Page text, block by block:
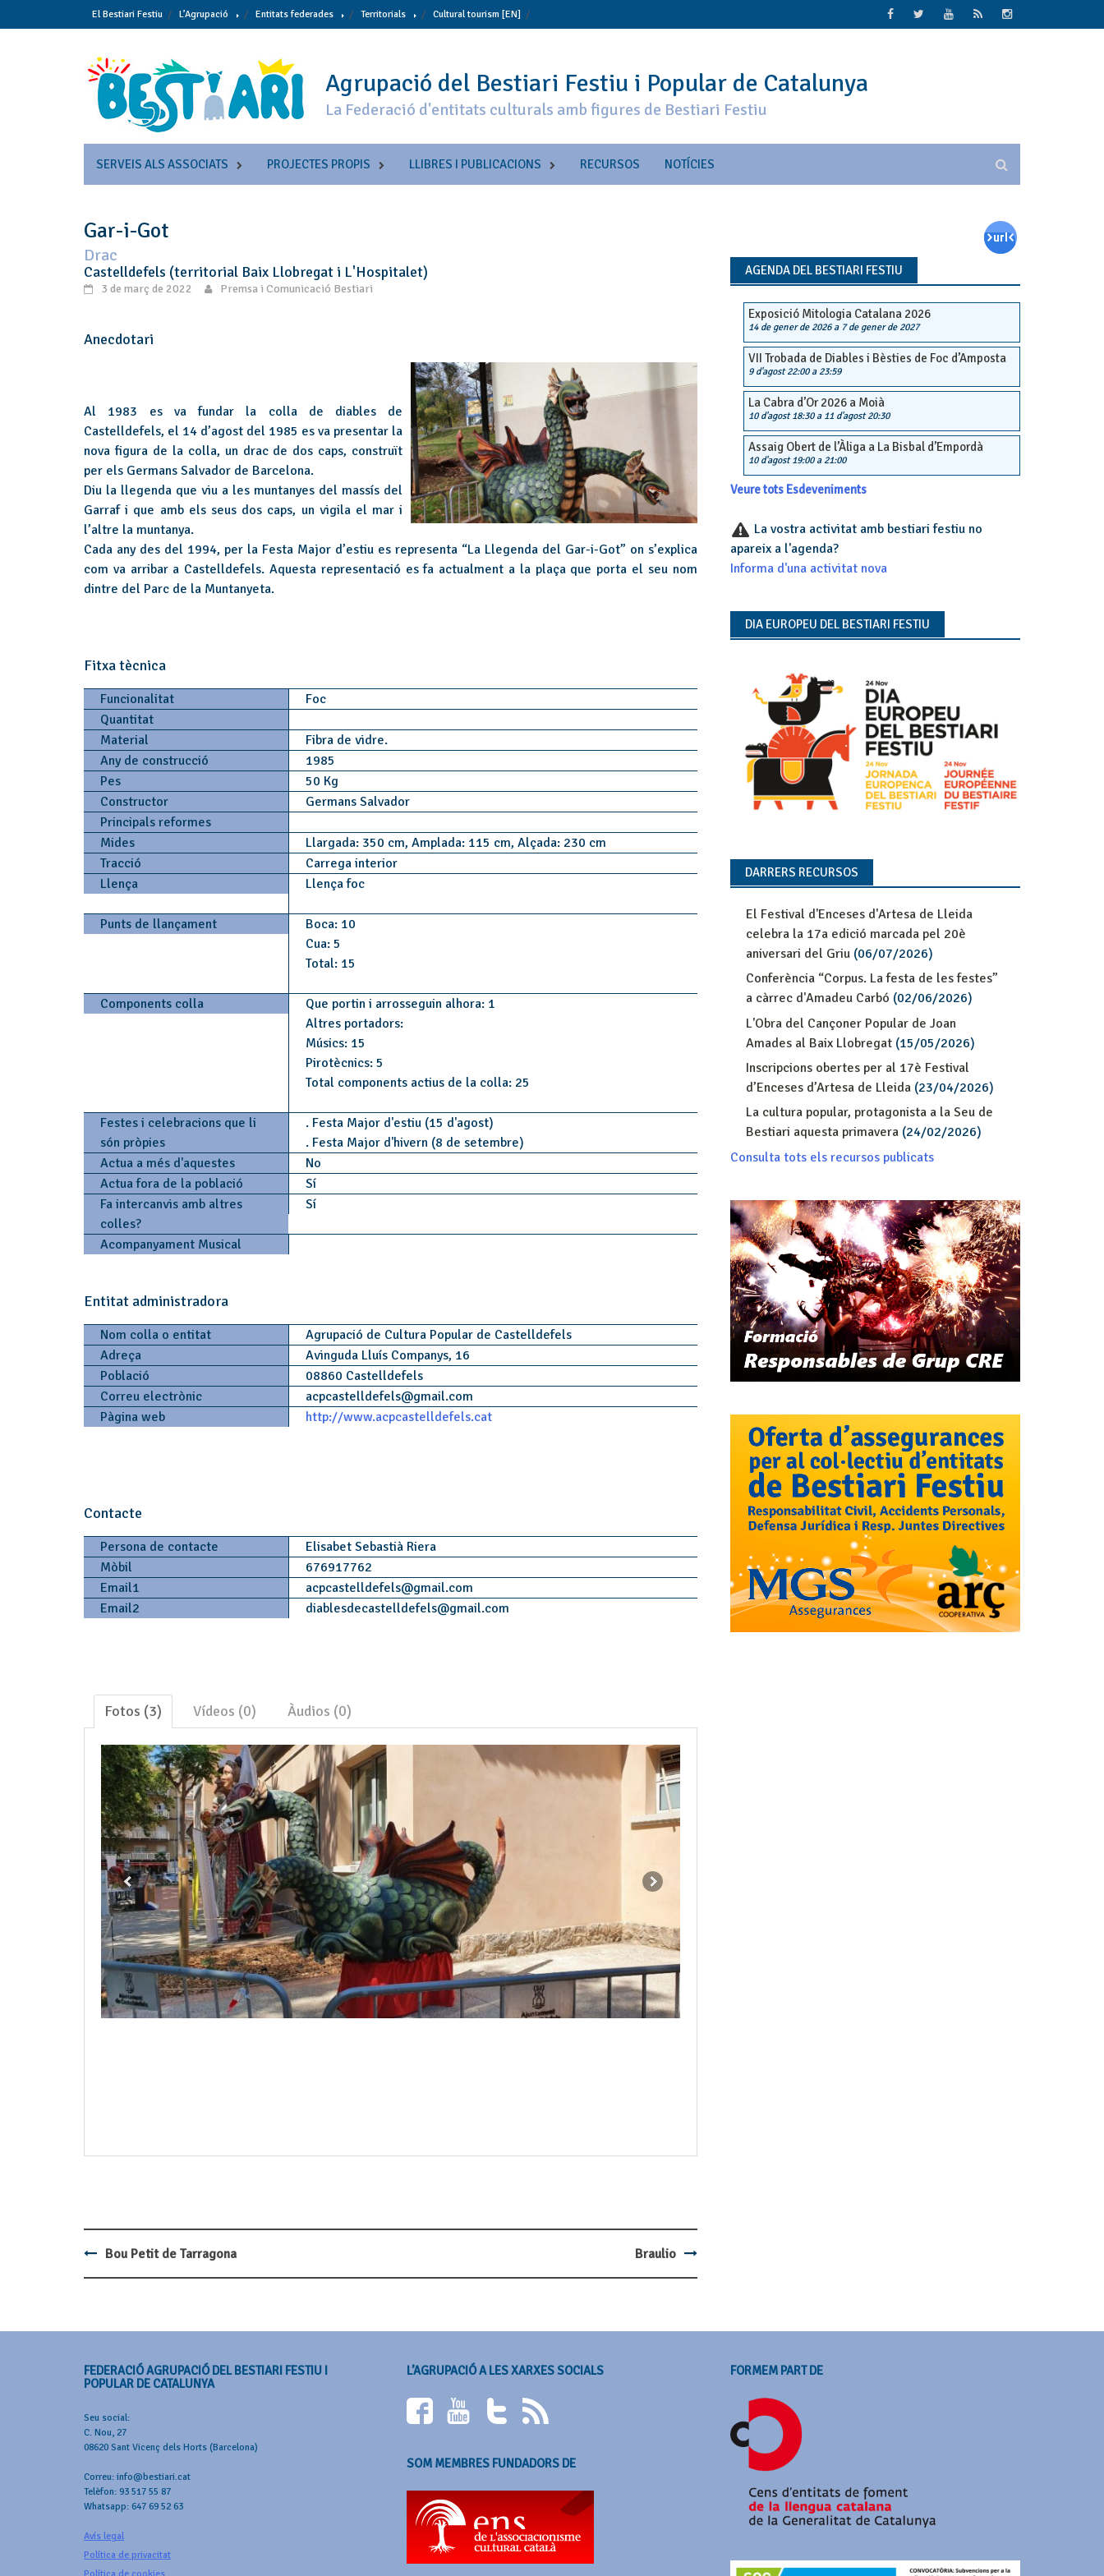
to
El Bestiari Festiu L’Agrupació Entitats federades Territorials Cultural tourism [EN]
Agrupació del Bestiari Festiu i Popular de Catalunya
La Federació d'entitats culturals amb figures de Bestiari Festiu
SERVEIS ALS ASSOCIATS PROJECTES PROPIS LLIBRES I PUBLICACIONS RECURSOS NOTÍCIES
Gar-i-Got
Drac
Castelldefels (territorial Baix Llobregat i L'Hospitalet)
3 de març de 2022 Premsa i Comunicació Bestiari
Anecdotari
Al 1983 es va fundar la colla de diables de
Castelldefels, el 14 d’agost del 1985 es va presentar la
nova figura de la colla, un drac de dos caps, construït
per els Germans Salvador de Barcelona.
Diu la llegenda que viu a les muntanyes del massís del
Garraf i que amb els seus dos caps, un vigila el mar i
l’altre la muntanya.
Cada any des del 1994, per la Festa Major d’estiu es representa “La Llegenda del Gar-i-Got” on s’explica
com va arribar a Castelldefels. Aquesta representació es fa actualment a la plaça que porta el seu nom
dintre del Parc de la Muntanyeta.
Fitxa tècnica
Funcionalitat
Foc
Quantitat
Material
Fibra de vidre.
Any de construcció
1985
Pes
50 Kg
Constructor
Germans Salvador
Principals reformes
Mides
Llargada: 350 cm, Amplada: 115 cm, Alçada: 230 cm
Tracció
Carrega interior
Llença
Llença foc
Punts de llançament
Boca: 10
Cua: 5
Total: 15
Components colla
Que portin i arrosseguin alhora: 1
Altres portadors:
Músics: 15
Pirotècnics: 5
Total components actius de la colla: 25
Festes i celebracions que li
són pròpies
. Festa Major d'estiu (15 d'agost)
. Festa Major d'hivern (8 de setembre)
Actua a més d'aquestes
No
Actua fora de la població
Sí
Fa intercanvis amb altres
colles?
Sí
Acompanyament Musical
Entitat administradora
Nom colla o entitat
Agrupació de Cultura Popular de Castelldefels
Adreça
Avinguda Lluís Companys, 16
Població
08860 Castelldefels
Correu electrònic
acpcastelldefels@gmail.com
Pàgina web
http://www.acpcastelldefels.cat
Contacte
Persona de contacte
Elisabet Sebastià Riera
Mòbil
676917762
Email1
acpcastelldefels@gmail.com
Email2
diablesdecastelldefels@gmail.com
Fotos (3) Vídeos (0) Àudios (0)
Post
Bou Petit de Tarragona Braulio
AGENDA DEL BESTIARI FESTIU
Exposició Mitologia Catalana 2026
14 de gener de 2026a 7 de gener de 2027
VII Trobada de Diables i Bèsties de Foc d’Amposta
9 d'agost 22:00a 23:59
La Cabra d’Or 2026 a Moià
10 d'agost 18:30a 11 d'agost 20:30
Assaig Obert de l’Àliga a La Bisbal d’Empordà
10 d'agost 19:00a 21:00
Veure tots Esdeveniments
La vostra activitat amb bestiari festiu no
apareix a l'agenda?
Informa d'una activitat nova
DIA EUROPEU DEL BESTIARI FESTIU
DARRERS RECURSOS
El Festival d'Enceses d'Artesa de Lleida
celebra la 17a edició marcada pel 20è
aniversari del Griu(06/07/2026)
Conferència “Corpus. La festa de les festes”
a càrrec d'Amadeu Carbó (02/06/2026)
L'Obra del Cançoner Popular de Joan
Amades al Baix Llobregat(15/05/2026)
Inscripcions obertes per al 17è Festival
d’Enceses d’Artesa de Lleida(23/04/2026)
La cultura popular, protagonista a la Seu de
Bestiari aquesta primavera(24/02/2026)
Consulta tots els recursos publicats
FEDERACIÓ AGRUPACIÓ DEL BESTIARI FESTIU I
POPULAR DE CATALUNYA
Seu social:
C. Nou, 27
08620 Sant Vicenç dels Horts (Barcelona)
Correu: info@bestiari.cat
Telèfon: 93 517 55 87
Whatsapp: 647 69 52 63
Avís legal
Política de privacitat
L’AGRUPACIÓ A LES XARXES SOCIALS
SOM MEMBRES FUNDADORS DE
FORMEM PART DE